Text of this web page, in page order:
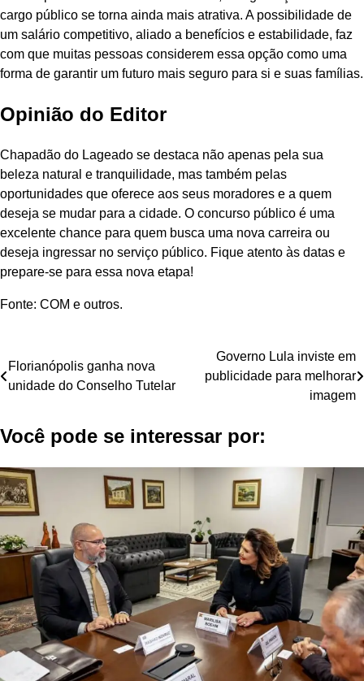
cargo público se torna ainda mais atrativa. A possibilidade de
um salário competitivo, aliado a benefícios e estabilidade, faz
com que muitas pessoas considerem essa opção como uma
forma de garantir um futuro mais seguro para si e suas famílias.
Opinião do Editor
Chapadão do Lageado se destaca não apenas pela sua
beleza natural e tranquilidade, mas também pelas
oportunidades que oferece aos seus moradores e a quem
deseja se mudar para a cidade. O concurso público é uma
excelente chance para quem busca uma nova carreira ou
deseja ingressar no serviço público. Fique atento às datas e
prepare-se para essa nova etapa!
Fonte: COM e outros.
Navegação
de
Florianópolis ganha nova
unidade do Conselho Tutelar
Governo Lula inviste em
publicidade para melhorar
imagem
Você pode se interessar por: